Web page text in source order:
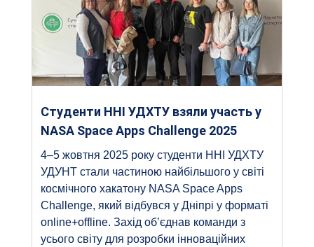
Студенти ННІ УДХТУ взяли участь у
NASA Space Apps Challenge 2025
4–5 жовтня 2025 року студенти ННІ УДХТУ
УДУНТ стали частиною найбільшого у світі
космічного хакатону NASA Space Apps
Challenge, який відбувся у Дніпрі у форматі
online+offline. Захід об’єднав команди з
усього світу для розробки інноваційних